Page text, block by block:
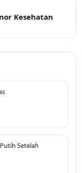
Kesehatan
Setelah